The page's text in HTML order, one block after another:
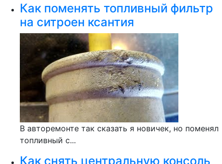
Как поменять топливный фильтр
на ситроен ксантия
В авторемонте так сказать я новичек, но поменял
топливный с...
Как снять центральную консоль